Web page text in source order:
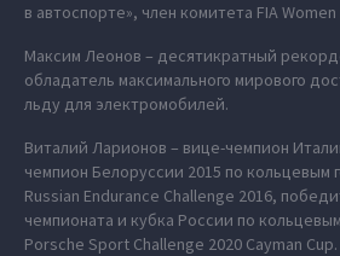
в автоспорте», член комитета FIA
Максим Леонов – десятикратный
обладатель максимального мирового
льду для электромобилей.
Виталий Ларионов – вице-чемпион
чемпион Белоруссии 2015 по кольцевым
Russian Endurance Challenge 2016,
чемпионата и кубка России по
Porsche Sport Challenge 2020 Cayman Cup.